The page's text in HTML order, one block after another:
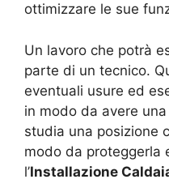
ottimizzare le sue
Un lavoro che potrà
parte di un tecnico.
eventuali usure ed
in modo da avere
studia una posizione
modo da proteggerla
l’Installazione